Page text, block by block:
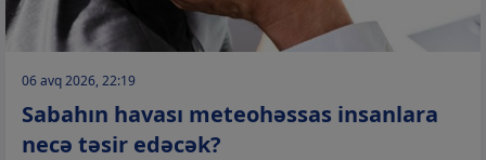
06 avq 2026, 22:19
Sabahın havası meteohəssas insanlara
necə təsir edəcək?